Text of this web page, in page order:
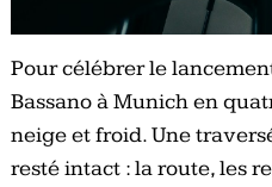
Pour célébrer le
Bassano à Munich en
neige et froid. Une
resté intact : la route, les